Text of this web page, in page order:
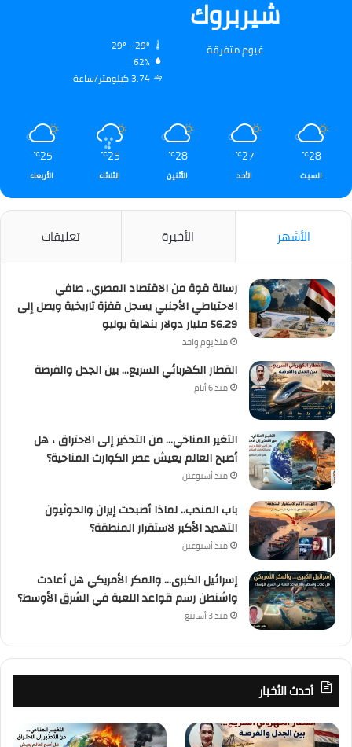
شيربروك
غيوم متفرقة
62%
3.74 كيلومتر/ساعة
28
℃
السبت
27
℃
الأحد
28
℃
الأثنين
25
℃
الثلاثاء
25
℃
الأربعاء
الأشهر الأخيرة تعليقات
رسالة قوة من الاقتصاد المصري.. صافي
الاحتياطي الأجنبي يسجل قفزة تاريخية ويصل إلى
56.29 مليار دولار بنهاية يوليو
منذ يوم واحد
القطار الكهربائي السريع… بين الجدل والفرصة
منذ 6 أيام
التغير المناخي… من التحذير إلى الاحتراق ، هل
أصبح العالم يعيش عصر الكوارث المناخية؟
منذ أسبوعين
باب المندب.. لماذا أصبحت إيران والحوثيون
التهديد الأكبر لاستقرار المنطقة؟
منذ أسبوعين
إسرائيل الكبرى… والمكر الأمريكي هل أعادت
واشنطن رسم قواعد اللعبة في الشرق الأوسط؟
منذ 3 أسابيع
أحدث الأخبار